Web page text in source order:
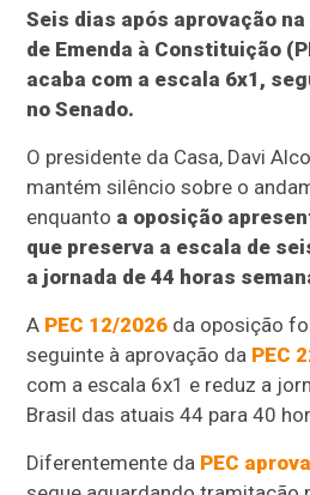
Seis dias após aprovação
de Emenda à Constituição
acaba com a escala 6x1,
no Senado.
O presidente da Casa, Davi
mantém silêncio sobre o
enquanto a oposição
que preserva a escala de
a jornada de 44 horas
A PEC 12/2026 da oposição
seguinte à aprovação da PEC
com a escala 6x1 e reduz a
Brasil das atuais 44 para 40
Diferentemente da PEC